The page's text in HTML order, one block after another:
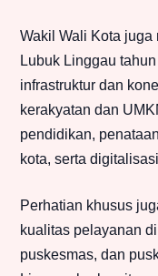
Wakil Wali Kota juga
Lubuk Linggau
infrastruktur dan
kerakyatan dan
pendidikan,
kota, serta
Perhatian khusus
kualitas pelayanan
puskesmas, dan